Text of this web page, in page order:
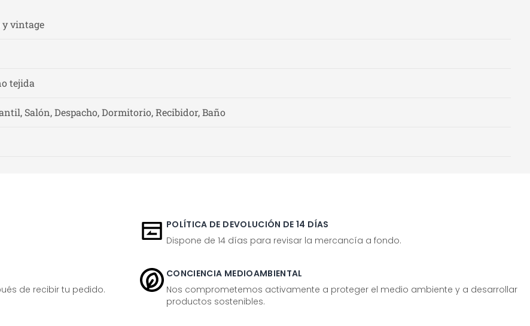
y vintage
tejida
Salón, Despacho, Dormitorio, Recibidor, Baño
POLÍTICA DE DEVOLUCIÓN DE 14 DÍAS
Dispone de 14 días para revisar la mercancía a fondo.
de recibir tu pedido.
CONCIENCIA MEDIOAMBIENTAL
Nos comprometemos activamente a proteger el medio ambiente y a desarrollar
productos sostenibles.